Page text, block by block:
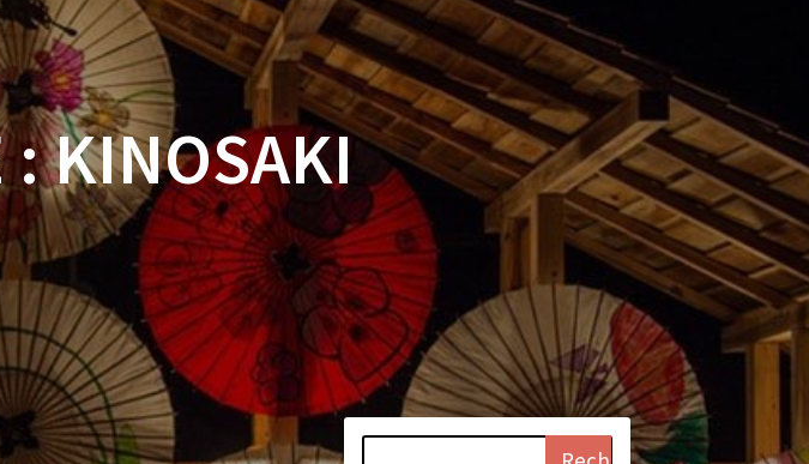
:KINOSAKI
Rechercher :